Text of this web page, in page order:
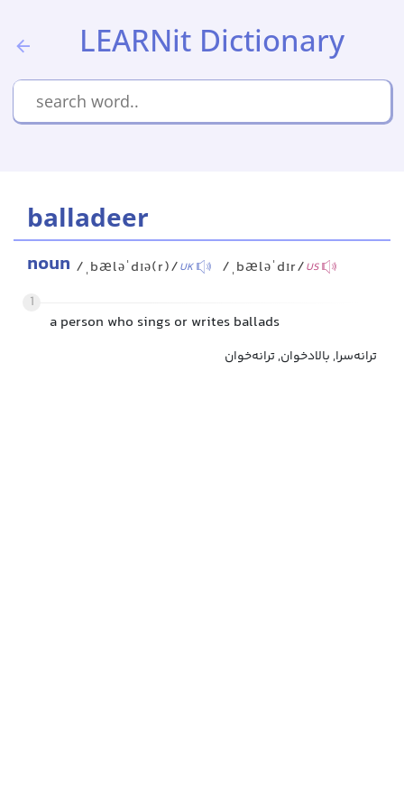
LEARNit Dictionary
balladeer
noun /ˌbæləˈdɪə(r)/UK /ˌbæləˈdɪr/US
1
a person who sings or writes ballads
ترانه‌سرا, بالادخوان, ترانه‌خوان